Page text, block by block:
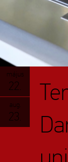
május
22.
aug.
23.